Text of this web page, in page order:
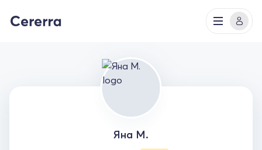
Яна М.